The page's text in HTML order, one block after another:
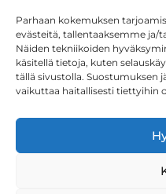
Parhaan kokemuksen
evästeitä, tallentaaksemme ja/
Näiden tekniikoiden
käsitellä tietoja, kuten
tällä sivustolla.
vaikuttaa haitallisesti tiettyihin
050 3293246
2861186-6 (Stener Oy)
Tutustu
työhön somessa